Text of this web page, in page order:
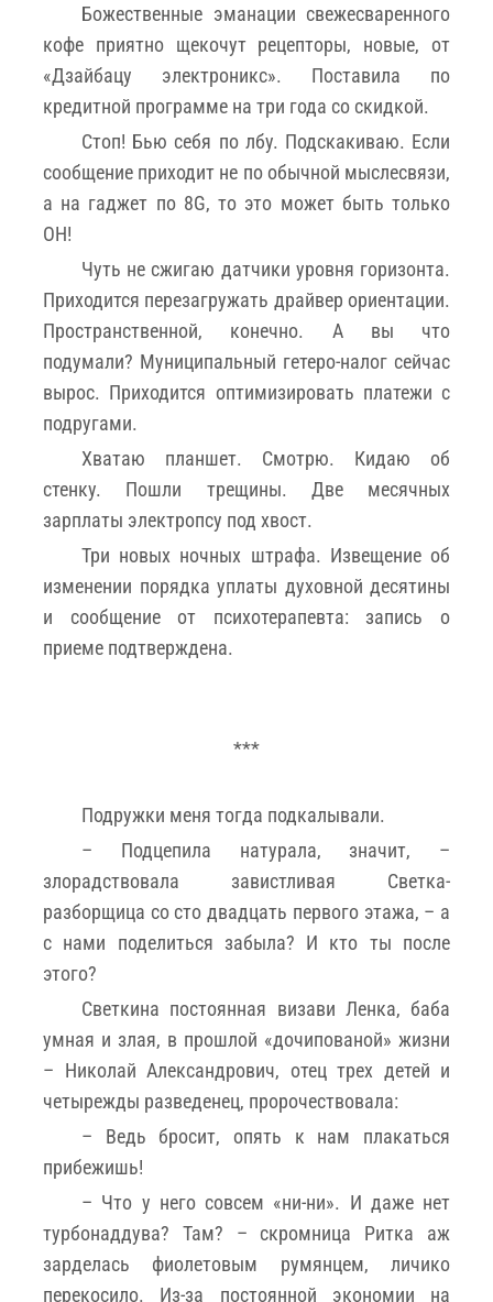
Божественные эманации свежесваренного
кофе приятно щекочут рецепторы, новые, от
«Дзайбацу электроникс». Поставила по
кредитной программе на три года со скидкой.
Стоп! Бью себя по лбу. Подскакиваю. Если
сообщение приходит не по обычной мыслесвязи,
а на гаджет по 8G, то это может быть только
ОН!
Чуть не сжигаю датчики уровня горизонта.
Приходится перезагружать драйвер ориентации.
Пространственной, конечно. А вы что
подумали? Муниципальный гетеро-налог сейчас
вырос. Приходится оптимизировать платежи с
подругами.
Хватаю планшет. Смотрю. Кидаю об
стенку. Пошли трещины. Две месячных
зарплаты электропсу под хвост.
Три новых ночных штрафа. Извещение об
изменении порядка уплаты духовной десятины
и сообщение от психотерапевта: запись о
приеме подтверждена.
***
Подружки меня тогда подкалывали.
– Подцепила натурала, значит, –
злорадствовала завистливая Светка-
разборщица со сто двадцать первого этажа, – а
с нами поделиться забыла? И кто ты после
этого?
Светкина постоянная визави Ленка, баба
умная и злая, в прошлой «дочипованой» жизни
– Николай Александрович, отец трех детей и
четырежды разведенец, пророчествовала:
– Ведь бросит, опять к нам плакаться
прибежишь!
– Что у него совсем «ни-ни». И даже нет
турбонаддува? Там? – скромница Ритка аж
зарделась фиолетовым румянцем, личико
перекосило. Из-за постоянной экономии на